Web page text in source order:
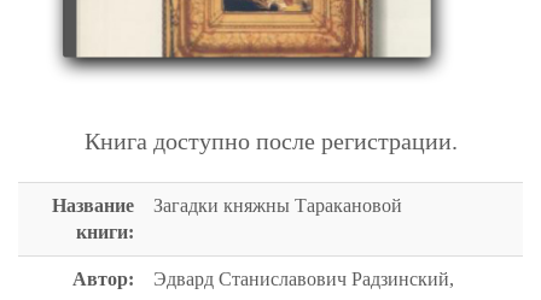
Книга доступно после регистрации.
Название
книги:
Загадки княжны Таракановой
Автор: Эдвард Станиславович Радзинский,